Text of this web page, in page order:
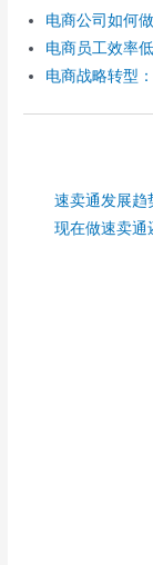
电商公司如何
电商员工效率
电商战略转型
速卖通发展趋
现在做速卖通